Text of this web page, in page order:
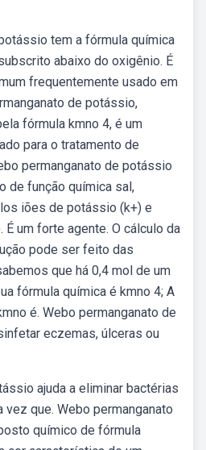
tem a fórmula química
abaixo do oxigênio. É
frequentemente usado em
de potássio,
fórmula kmno 4, é um
para o tratamento de
permanganato de potássio
de função química sal,
iões de potássio (k+) e
É um forte agente. O cálculo da
pode ser feito das
que há 0,4 mol de um
fórmula química é kmno 4; A
é. Webo permanganato de
eczemas, úlceras ou
ajuda a eliminar bactérias
que. Webo permanganato
químico de fórmula